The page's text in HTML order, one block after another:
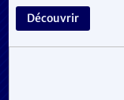
Découvrir